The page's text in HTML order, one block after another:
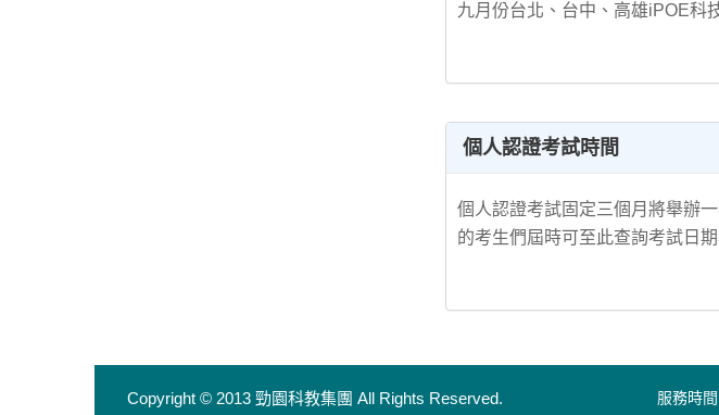
九月份台北、台中、高雄iPOE科
個人認證考試時間
個人認證考試固定三個月將舉辦
的考生們屆時可至此查詢考試日
Copyright © 2013 勁園科教集團 All Rights Reserved. 服務時